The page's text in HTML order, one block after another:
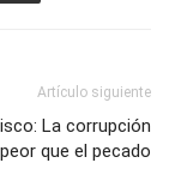
Artículo siguiente
La corrupción
que el pecado